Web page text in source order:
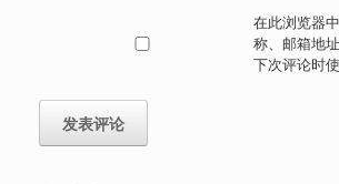
在此浏览器
称、邮箱地
下次评论时使